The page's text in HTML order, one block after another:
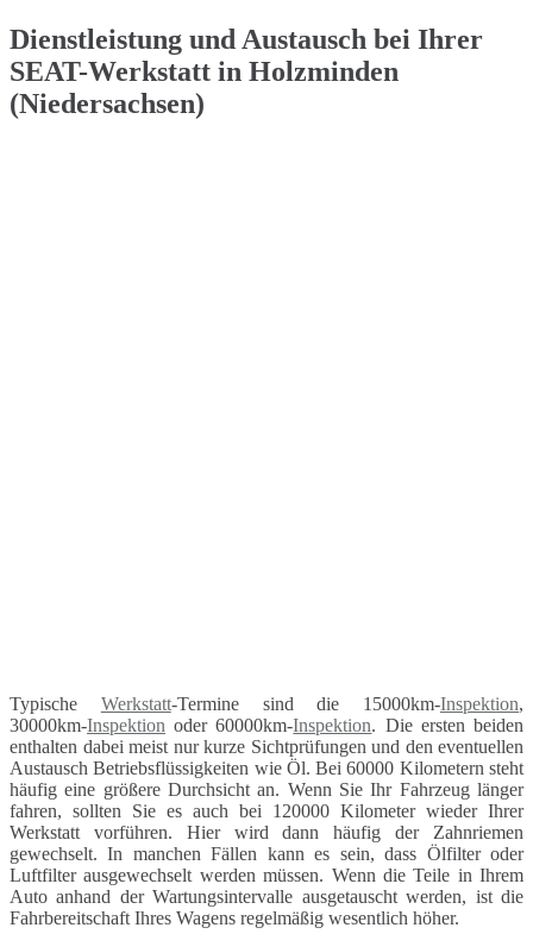
Dienstleistung und Austausch bei Ihrer
SEAT-Werkstatt in Holzminden
(Niedersachsen)
Typische Werkstatt-Termine sind die 15000km-Inspektion,
30000km-Inspektion oder 60000km-Inspektion. Die ersten beiden
enthalten dabei meist nur kurze Sichtprüfungen und den eventuellen
Austausch Betriebsflüssigkeiten wie Öl. Bei 60000 Kilometern steht
häufig eine größere Durchsicht an. Wenn Sie Ihr Fahrzeug länger
fahren, sollten Sie es auch bei 120000 Kilometer wieder Ihrer
Werkstatt vorführen. Hier wird dann häufig der Zahnriemen
gewechselt. In manchen Fällen kann es sein, dass Ölfilter oder
Luftfilter ausgewechselt werden müssen. Wenn die Teile in Ihrem
Auto anhand der Wartungsintervalle ausgetauscht werden, ist die
Fahrbereitschaft Ihres Wagens regelmäßig wesentlich höher.